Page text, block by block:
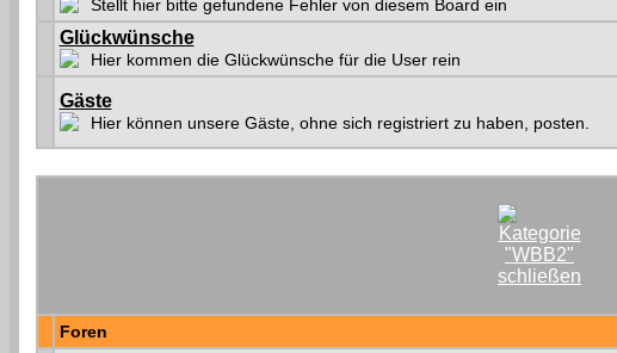
Stellt hier bitte gefundene Fehler von diesem Board ein
Glückwünsche
Hier kommen die Glückwünsche für die User rein
Gäste
Hier können unsere Gäste, ohne sich registriert zu haben, posten.
Foren